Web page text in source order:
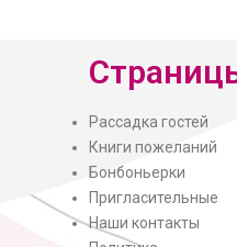
Рассадка гостей
Книги пожеланий
Бонбоньерки
Пригласительные
Наши контакты